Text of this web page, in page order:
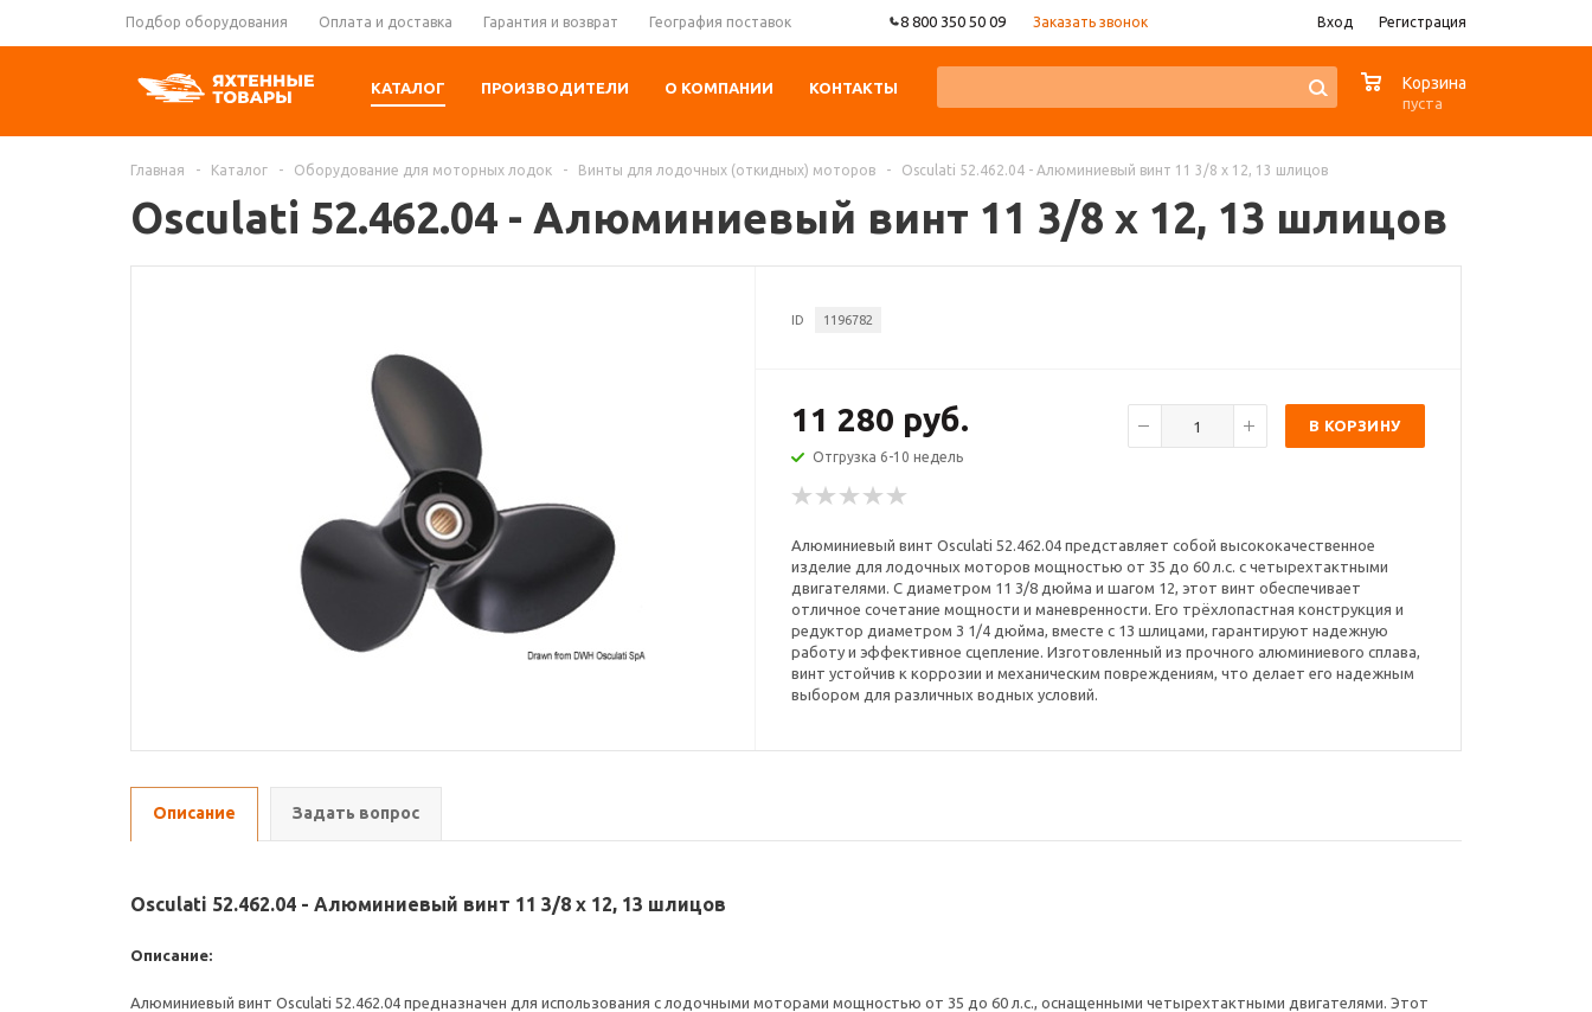
Подбор оборудования Оплата и доставка Гарантия и возврат География поставок 8 800 350 50 09 Заказать звонок Вход Регистрация
КАТАЛОГ ПРОИЗВОДИТЕЛИ О КОМПАНИИ КОНТАКТЫ Корзина
пуста
Главная - Каталог - Оборудование для моторных лодок - Винты для лодочных (откидных) моторов - Osculati 52.462.04 - Алюминиевый винт 11 3/8 x 12, 13 шлицов
Osculati 52.462.04 - Алюминиевый винт 11 3/8 x 12, 13 шлицов
ID 1196782
11 280 руб.
Отгрузка 6-10 недель
В КОРЗИНУ
Алюминиевый винт Osculati 52.462.04 представляет собой высококачественное
изделие для лодочных моторов мощностью от 35 до 60 л.с. с четырехтактными
двигателями. С диаметром 11 3/8 дюйма и шагом 12, этот винт обеспечивает
отличное сочетание мощности и маневренности. Его трёхлопастная конструкция и
редуктор диаметром 3 1/4 дюйма, вместе с 13 шлицами, гарантируют надежную
работу и эффективное сцепление. Изготовленный из прочного алюминиевого сплава,
винт устойчив к коррозии и механическим повреждениям, что делает его надежным
выбором для различных водных условий.
Описание Задать вопрос
Osculati 52.462.04 - Алюминиевый винт 11 3/8 x 12, 13 шлицов
Описание:
Алюминиевый винт Osculati 52.462.04 предназначен для использования с лодочными моторами мощностью от 35 до 60 л.с., оснащенными четырехтактными двигателями. Этот